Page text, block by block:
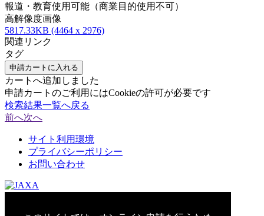
報道・教育使用可能（商業目的使用不可）
高解像度画像
5817.33KB (4464 x 2976)
関連リンク
タグ
申請カートに入れる
カートへ追加しました
申請カートのご利用にはCookieの許可が必要です
検索結果一覧へ戻る
前へ次へ
サイト利用環境
プライバシーポリシー
お問い合わせ